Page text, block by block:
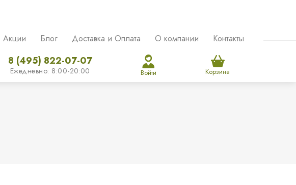
Акции Блог Доставка и Оплата О компании Контакты
8 (495) 822-07-07
Ежедневно: 8:00-20:00 Войти Корзина